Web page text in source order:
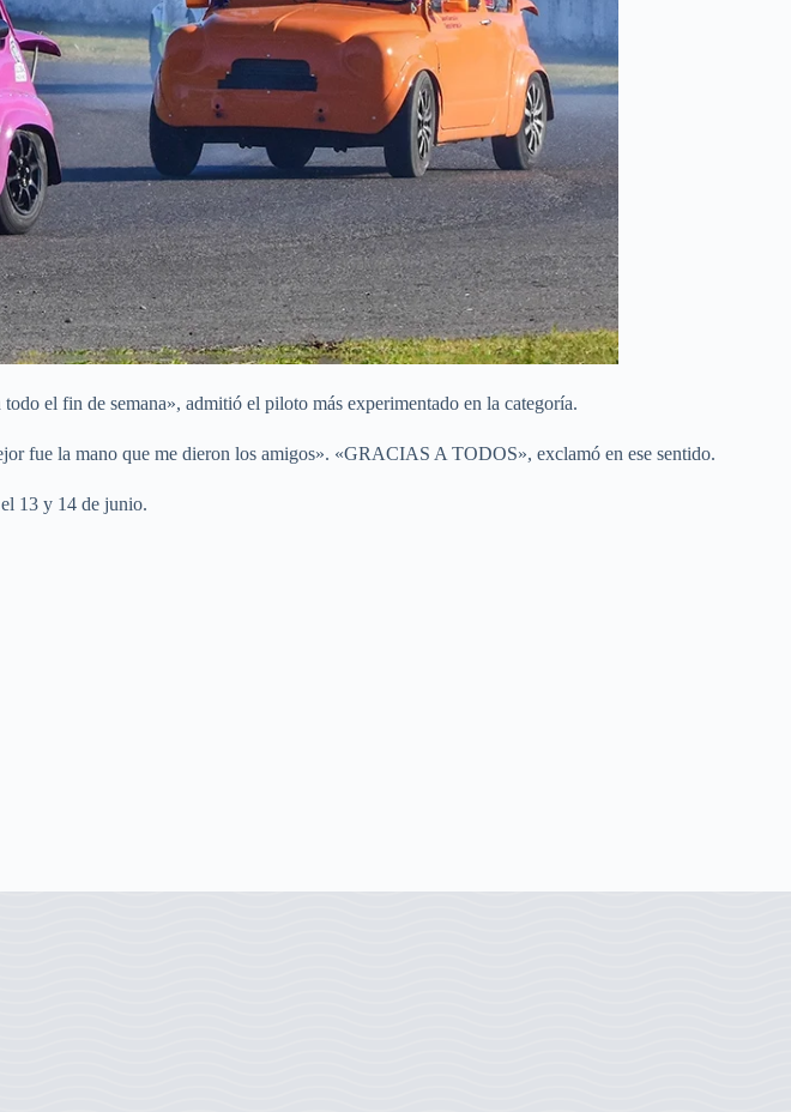
el fin de semana», admitió el piloto más experimentado en la categoría.
fue la mano que me dieron los amigos». «GRACIAS A TODOS», exclamó en ese sentido.
13 y 14 de junio.